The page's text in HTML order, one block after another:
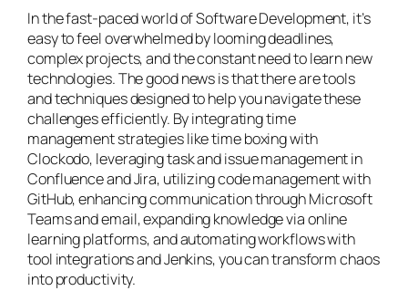
In the fast-paced world of Software Development, it’s
easy to feel overwhelmed by looming deadlines,
complex projects, and the constant need to learn new
technologies. The good news is that there are tools
and techniques designed to help you navigate these
challenges efficiently. By integrating time
management strategies like time boxing with
Clockodo, leveraging task and issue management in
Confluence and Jira, utilizing code management with
GitHub, enhancing communication through Microsoft
Teams and email, expanding knowledge via online
learning platforms, and automating workflows with
tool integrations and Jenkins, you can transform chaos
into productivity.